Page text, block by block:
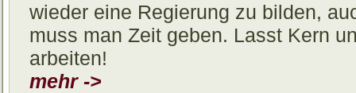
wieder eine Regierung zu bilden,
muss man Zeit geben. Lasst Kern
arbeiten!
mehr ->